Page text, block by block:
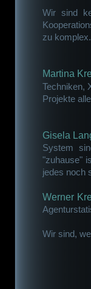
Wir sind
zu
Martina
Techniken,
Projekte
Gisela
System
"zuhause"
jedes noch
Werner
Wir sind,